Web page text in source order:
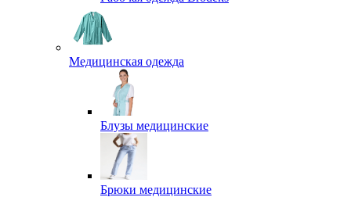
Медицинская одежда
Блузы медицинские
Брюки медицинские